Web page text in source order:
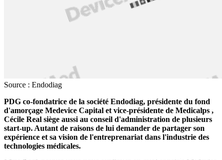
Source : Endodiag
PDG co-fondatrice de la société Endodiag, présidente du fond
d'amorçage Medevice Capital et vice-présidente de Medicalps ,
Cécile Real siège aussi au conseil d'administration de plusieurs
start-up. Autant de raisons de lui demander de partager son
expérience et sa vision de l'entreprenariat dans l'industrie des
technologies médicales.